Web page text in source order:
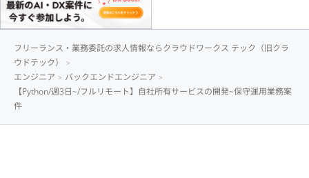
フリーランス・業務委託の求人情報ならクラウドワークス テック（旧クラ
ウドテック）
エンジニア
バックエンドエンジニア
【Python/週3日~/フルリモート】自社所有サービスの開発~保守運用業務案
件